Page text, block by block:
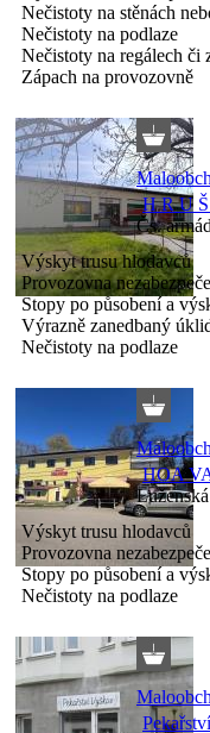
Nečistoty na stěnách
Nečistoty na podlaze
Nečistoty na regálech či
Zápach na provozovně
H R U
Čs.
Výskyt trusu hlodavců
Provozovna
Stopy po působení a
Výrazně zanedbaný
Nečistoty na podlaze
HOA
Výskyt trusu hlodavců
Provozovna
Stopy po působení a
Nečistoty na podlaze